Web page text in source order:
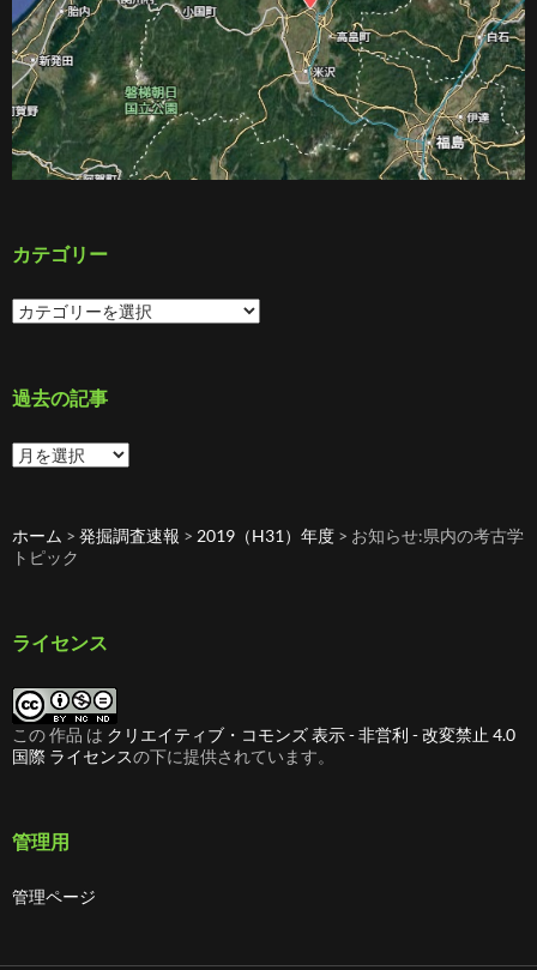
カテゴリー
カ
テ
ー
過去の記事
過
去
事
ホーム > 発掘調査速報 > 2019（H31）年度 > お知らせ:県内の考古学
トピック
ライセンス
この 作品 は クリエイティブ・コモンズ 表示 - 非営利 - 改変禁止 4.0
国際 ライセンスの下に提供されています。
管理用
管理ページ